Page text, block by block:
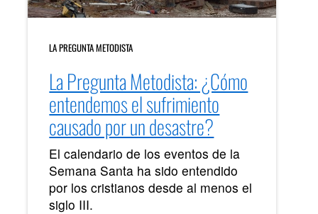
LA PREGUNTA METODISTA
La Pregunta Metodista: ¿Cómo
entendemos el sufrimiento
causado por un desastre?
El calendario de los eventos de la
Semana Santa ha sido entendido
por los cristianos desde al menos el
siglo III.